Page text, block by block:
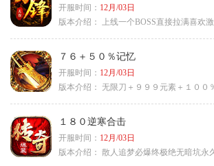
开服时间： 12月/03日
版本介绍：
上线一个BOSS直接拉满喜欢激情的
７６＋５０％记忆
开服时间： 12月/03日
版本介绍： 无限刀＋９９９元素＋１００
１８０逆寒合击
开服时间： 12月/03日
版本介绍： 散人追梦必爆终极绝无暗坑永